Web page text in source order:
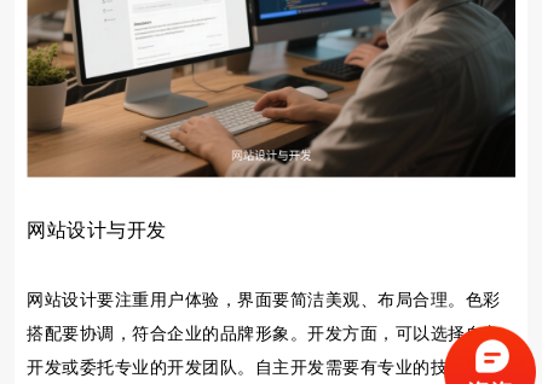
网站设计与开发
网站设计要注重用户体验，界面要简洁美观、布局合理。色彩
搭配要协调，符合企业的品牌形象。开发方面，可以选择自主
开发或委托专业的开发团队。自主开发需要有专业的技术人